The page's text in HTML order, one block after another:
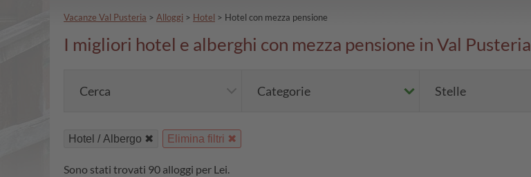
Vacanze Val Pusteria > Alloggi > Hotel > Hotel con mezza pensione
I migliori hotel e alberghi con mezza pensione in Val Pusteria
Cerca Categorie Stelle
Hotel / Albergo Elimina filtri
Sono stati trovati 90 alloggi per Lei.